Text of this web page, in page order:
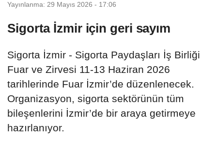
Yayınlanma: 29 Mayıs 2026 - 17:06
Sigorta İzmir için geri sayım
Sigorta İzmir - Sigorta Paydaşları İş Birliği
Fuar ve Zirvesi 11-13 Haziran 2026
tarihlerinde Fuar İzmir’de düzenlenecek.
Organizasyon, sigorta sektörünün tüm
bileşenlerini İzmir’de bir araya getirmeye
hazırlanıyor.